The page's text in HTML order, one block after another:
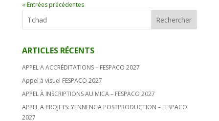
« Entrées précédentes
ARTICLES RÉCENTS
APPEL A ACCRÉDITATIONS – FESPACO 2027
Appel à visuel FESPACO 2027
APPEL À INSCRIPTIONS AU MICA – FESPACO 2027
APPEL A PROJETS: YENNENGA POSTPRODUCTION – FESPACO
2027